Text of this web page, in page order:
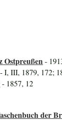
Ostpreußen-
- I, III, 1879, 172;
- 1857, 12
der